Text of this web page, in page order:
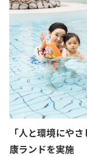
「人と環境にや
康ランドを実施